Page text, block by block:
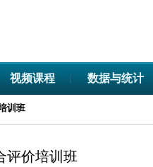
视频课程 数据与统计
评价培训班